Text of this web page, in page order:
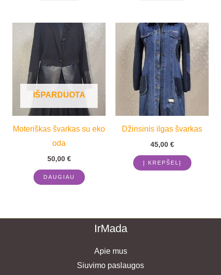
IŠPARDUOTA
Moteriškas švarkas su eko
oda
50,00 €
DAUGIAU
Džinsinis ilgas švarkas
45,00 €
Į KREPŠELĮ
IrMada
Apie mus
Siuvimo paslaugos